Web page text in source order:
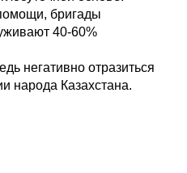
бригады
40-60%
негативно отразиться
народа Казахстана.